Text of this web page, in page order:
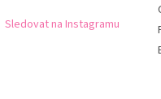
Sledovat na Instagramu